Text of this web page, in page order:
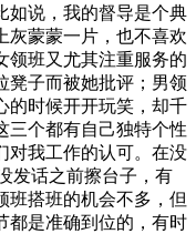
如说，我的督导是个典
灰蒙蒙一片，也不喜欢
领班又尤其注重服务的
凳子而被她批评；男领
的时候开开玩笑，却千
三个都有自己独特个性
对我工作的认可。在没
发话之前擦台子，有
班搭班的机会不多，但
都是准确到位的，有时